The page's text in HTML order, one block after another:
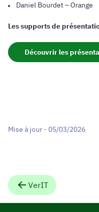
Daniel Bourdet – Orange
Les supports de
Découvrir les
Mise à jour - 05/03/2026
VerIT